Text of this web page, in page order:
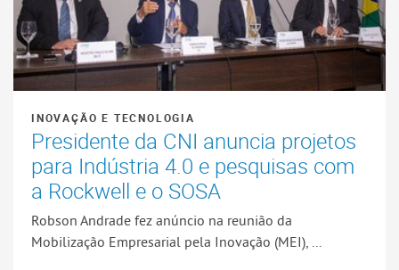
INOVAÇÃO E TECNOLOGIA
Presidente da CNI anuncia projetos
para Indústria 4.0 e pesquisas com
a Rockwell e o SOSA
Robson Andrade fez anúncio na reunião da
Mobilização Empresarial pela Inovação (MEI), ...